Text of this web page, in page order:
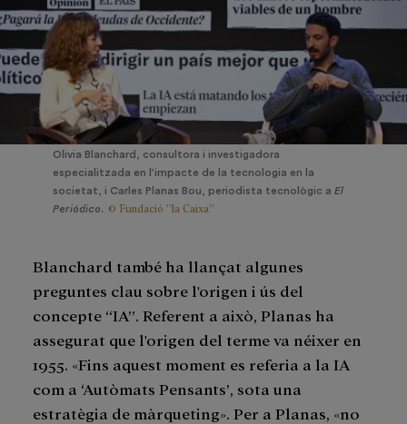
Olivia Blanchard, consultora i investigadora
especialitzada en l’impacte de la tecnologia en la
societat, i Carles Planas Bou, periodista tecnològic a El
Periódico. © Fundació ”la Caixa”
Blanchard també ha llançat algunes
preguntes clau sobre l'origen i ús del
concepte “IA”. Referent a això, Planas ha
assegurat que l'origen del terme va néixer en
1955. «Fins aquest moment es referia a la IA
com a ‘Autòmats Pensants’, sota una
estratègia de màrqueting». Per a Planas, «no